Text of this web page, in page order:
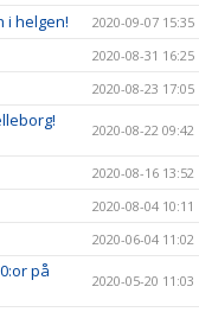
i helgen! 2020-09-07 15:35
2020-08-31 16:25
2020-08-23 17:05
2020-08-22 09:42
2020-08-16 13:52
2020-08-04 10:11
2020-06-04 11:02
på
2020-05-20 11:03